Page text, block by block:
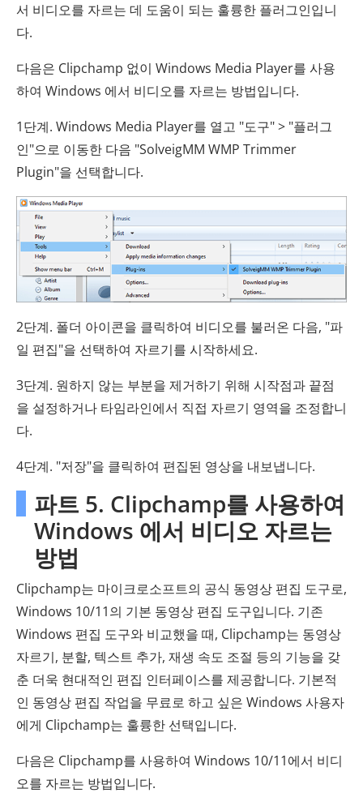
서 비디오를 자르는 데 도움이 되는 훌륭한 플러그인입니
다.
다음은 Clipchamp 없이 Windows Media Player를 사용
하여 Windows 에서 비디오를 자르는 방법입니다.
1단계. Windows Media Player를 열고 "도구" > "플러그
인"으로 이동한 다음 "SolveigMM WMP Trimmer
Plugin"을 선택합니다.
2단계. 폴더 아이콘을 클릭하여 비디오를 불러온 다음, "파
일 편집"을 선택하여 자르기를 시작하세요.
3단계. 원하지 않는 부분을 제거하기 위해 시작점과 끝점
을 설정하거나 타임라인에서 직접 자르기 영역을 조정합니
다.
4단계. "저장"을 클릭하여 편집된 영상을 내보냅니다.
파트 5. Clipchamp를 사용하여
Windows 에서 비디오 자르는
방법
Clipchamp는 마이크로소프트의 공식 동영상 편집 도구로,
Windows 10/11의 기본 동영상 편집 도구입니다. 기존
Windows 편집 도구와 비교했을 때, Clipchamp는 동영상
자르기, 분할, 텍스트 추가, 재생 속도 조절 등의 기능을 갖
춘 더욱 현대적인 편집 인터페이스를 제공합니다. 기본적
인 동영상 편집 작업을 무료로 하고 싶은 Windows 사용자
에게 Clipchamp는 훌륭한 선택입니다.
다음은 Clipchamp를 사용하여 Windows 10/11에서 비디
오를 자르는 방법입니다.